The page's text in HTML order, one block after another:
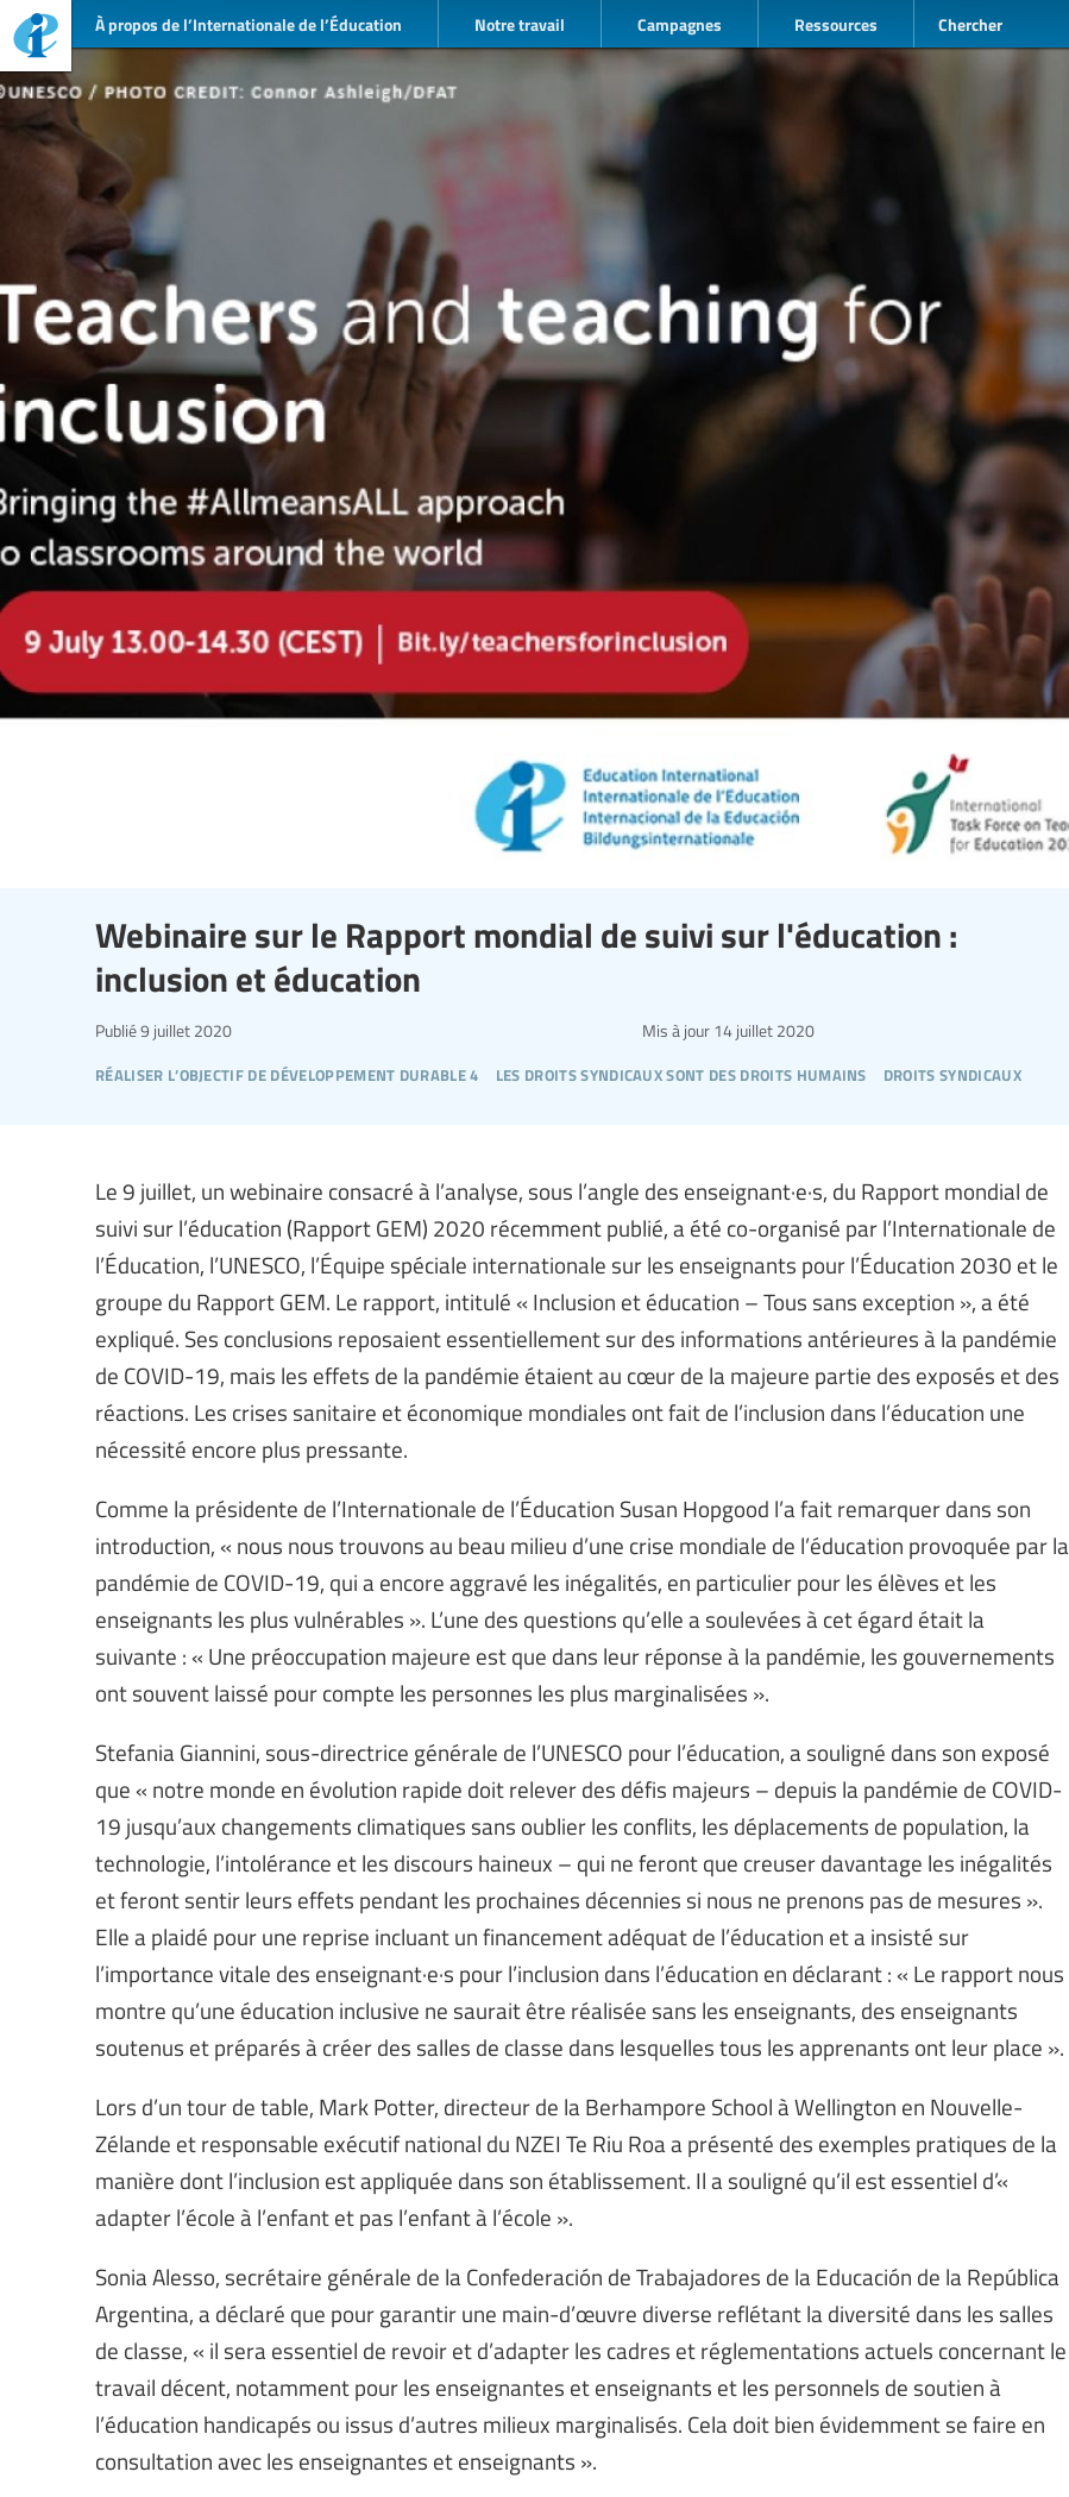
À propos de l’Internationale de l’Éducation Notre travail Campagnes Ressources Chercher
Webinaire sur le Rapport mondial de suivi sur l'éducation :
inclusion et éducation
réaliser l’objectif de développement durable 4 les droits syndicaux sont des droits humains droits syndicaux
Publié9 juillet 2020 Mis à jour 14 juillet 2020
Le 9 juillet, un webinaire consacré à l’analyse, sous l’angle des enseignant·e·s, du Rapport mondial de
suivi sur l’éducation (Rapport GEM) 2020 récemment publié, a été co-organisé par l’Internationale de
l’Éducation, l’UNESCO, l’Équipe spéciale internationale sur les enseignants pour l’Éducation 2030 et le
groupe du Rapport GEM. Le rapport, intitulé « Inclusion et éducation – Tous sans exception », a été
expliqué. Ses conclusions reposaient essentiellement sur des informations antérieures à la pandémie
de COVID-19, mais les effets de la pandémie étaient au cœur de la majeure partie des exposés et des
réactions. Les crises sanitaire et économique mondiales ont fait de l’inclusion dans l’éducation une
nécessité encore plus pressante.
Comme la présidente de l’Internationale de l’Éducation Susan Hopgood l’a fait remarquer dans son
introduction, « nous nous trouvons au beau milieu d’une crise mondiale de l’éducation provoquée par la
pandémie de COVID-19, qui a encore aggravé les inégalités, en particulier pour les élèves et les
enseignants les plus vulnérables ». L’une des questions qu’elle a soulevées à cet égard était la
suivante : « Une préoccupation majeure est que dans leur réponse à la pandémie, les gouvernements
ont souvent laissé pour compte les personnes les plus marginalisées ».
Stefania Giannini, sous-directrice générale de l’UNESCO pour l’éducation, a souligné dans son exposé
que « notre monde en évolution rapide doit relever des défis majeurs – depuis la pandémie de COVID-
19 jusqu’aux changements climatiques sans oublier les conflits, les déplacements de population, la
technologie, l’intolérance et les discours haineux – qui ne feront que creuser davantage les inégalités
et feront sentir leurs effets pendant les prochaines décennies si nous ne prenons pas de mesures ».
Elle a plaidé pour une reprise incluant un financement adéquat de l’éducation et a insisté sur
l’importance vitale des enseignant·e·s pour l’inclusion dans l’éducation en déclarant : « Le rapport nous
montre qu’une éducation inclusive ne saurait être réalisée sans les enseignants, des enseignants
soutenus et préparés à créer des salles de classe dans lesquelles tous les apprenants ont leur place ».
Lors d’un tour de table, Mark Potter, directeur de la Berhampore School à Wellington en Nouvelle-
Zélande et responsable exécutif national du NZEI Te Riu Roa a présenté des exemples pratiques de la
manière dont l’inclusion est appliquée dans son établissement. Il a souligné qu’il est essentiel d’«
adapter l’école à l’enfant et pas l’enfant à l’école ».
Sonia Alesso, secrétaire générale de la Confederación de Trabajadores de la Educación de la República
Argentina, a déclaré que pour garantir une main-d’œuvre diverse reflétant la diversité dans les salles
de classe, « il sera essentiel de revoir et d’adapter les cadres et réglementations actuels concernant le
travail décent, notamment pour les enseignantes et enseignants et les personnels de soutien à
l’éducation handicapés ou issus d’autres milieux marginalisés. Cela doit bien évidemment se faire en
consultation avec les enseignantes et enseignants ».